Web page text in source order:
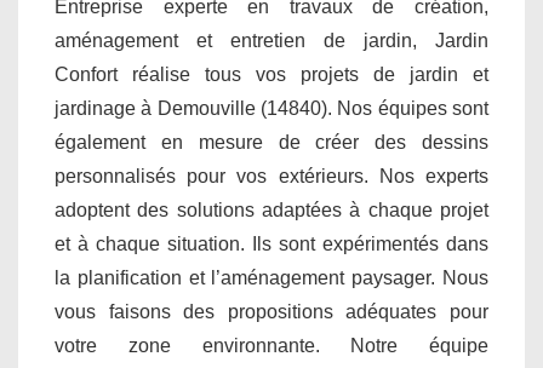
Entreprise experte en travaux de création,
aménagement et entretien de jardin, Jardin
Confort réalise tous vos projets de jardin et
jardinage à Demouville (14840). Nos équipes sont
également en mesure de créer des dessins
personnalisés pour vos extérieurs. Nos experts
adoptent des solutions adaptées à chaque projet
et à chaque situation. Ils sont expérimentés dans
la planification et l’aménagement paysager. Nous
vous faisons des propositions adéquates pour
votre zone environnante. Notre équipe